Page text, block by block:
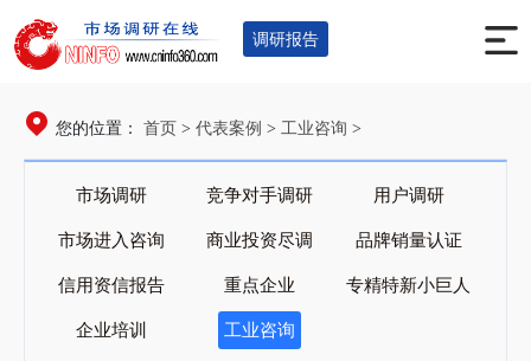
调研报告
您的位置： 首页 > 代表案例 > 工业咨询 >
市场调研 竞争对手调研 用户调研
市场进入咨询 商业投资尽调 品牌销量认证
信用资信报告 重点企业 专精特新小巨人
企业培训 工业咨询